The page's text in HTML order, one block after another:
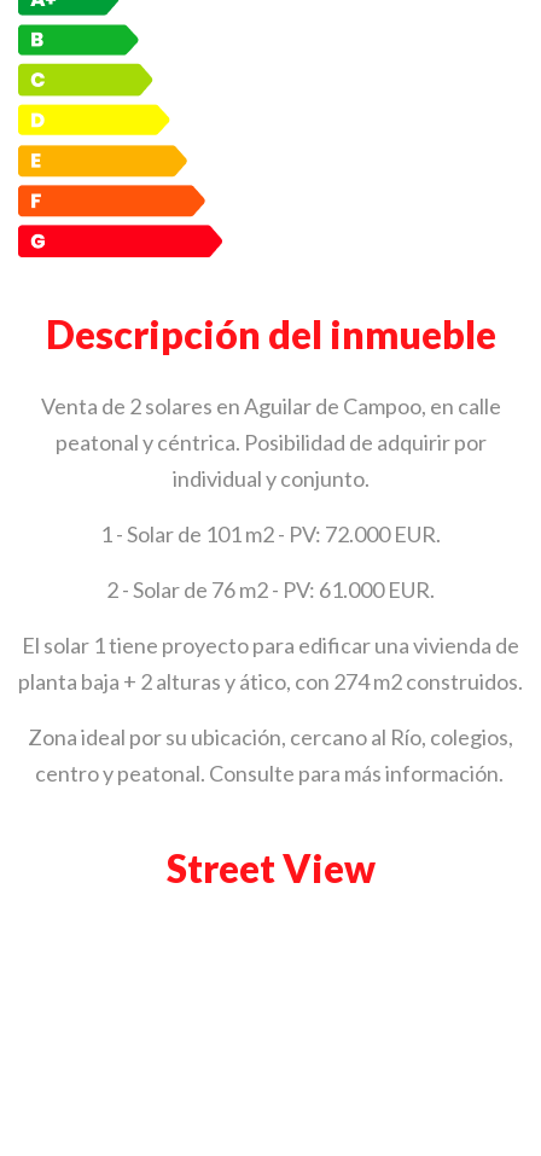
Descripción del inmueble
Venta de 2 solares en Aguilar de Campoo, en calle
peatonal y céntrica. Posibilidad de adquirir por
individual y conjunto.
1 - Solar de 101 m2 - PV: 72.000 EUR.
2 - Solar de 76 m2 - PV: 61.000 EUR.
El solar 1 tiene proyecto para edificar una vivienda de
planta baja + 2 alturas y ático, con 274 m2 construidos.
Zona ideal por su ubicación, cercano al Río, colegios,
centro y peatonal. Consulte para más información.
Street View